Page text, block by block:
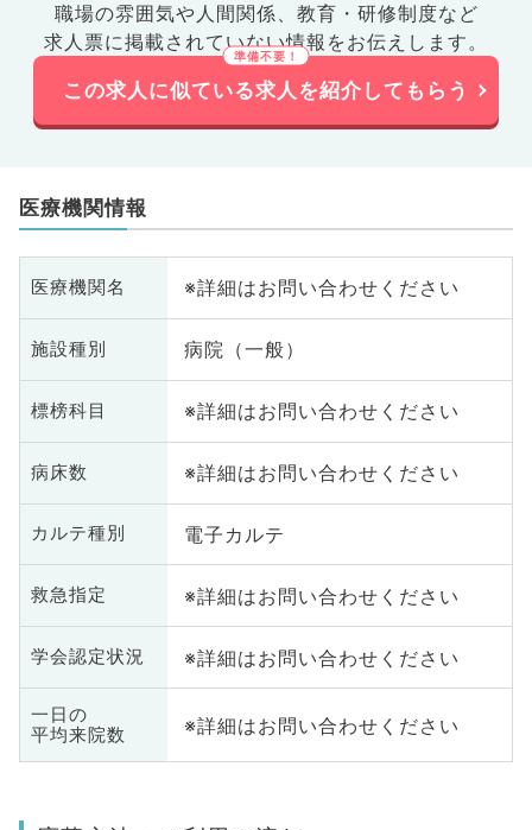
職場の雰囲気や人間関係、 教育・研修制度など
求人票に掲載されていない情報をお伝えします。
この求人に似ている求人を紹介してもらう
医療機関情報
医療機関名 ※詳細はお問い合わせください
施設種別 病院（一般）
標榜科目 ※詳細はお問い合わせください
病床数 ※詳細はお問い合わせください
カルテ種別 電子カルテ
救急指定 ※詳細はお問い合わせください
学会認定状況 ※詳細はお問い合わせください
一日の
平均来院数
※詳細はお問い合わせください